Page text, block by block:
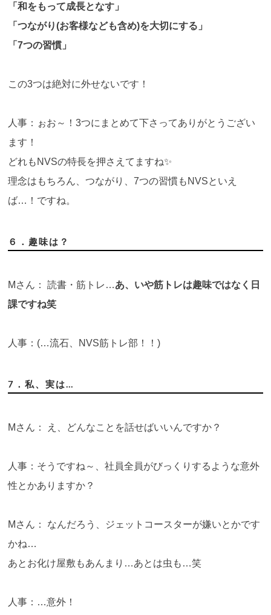
「和をもって成長となす」
「つながり(お客様なども含め)を大切にする」
「7つの習慣」
この3つは絶対に外せないです！
人事：ぉお～！3つにまとめて下さってありがとうござい
ます！
どれもNVSの特長を押さえてますね✨
理念はもちろん、つながり、7つの習慣もNVSといえ
ば…！ですね。
６．趣味は？
Mさん： 読書・筋トレ…あ、いや筋トレは趣味ではなく日
課ですね笑
人事：(…流石、NVS筋トレ部！！)
7．私、実は…
Mさん： え、どんなことを話せばいいんですか？
人事：そうですね～、社員全員がびっくりするような意外
性とかありますか？
Mさん： なんだろう、ジェットコースターが嫌いとかです
かね…
あとお化け屋敷もあんまり…あとは虫も…笑
人事：…意外！